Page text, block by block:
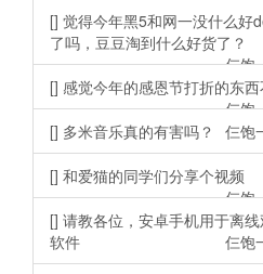
[] 觉得今年黑5和网一没什么好
了吗，豆豆淘到什么好货了？
仨饱
[] 感觉今年的感恩节打折的东西
仨饱
[] 多米音乐真的有害吗？
仨饱
[] 和爱猫的同学们分享个视频
仨饱
[] 请教各位，安卓手机用于离
软件
仨饱